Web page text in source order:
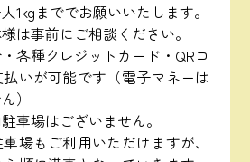
1kgまででお願いいたします。
は事前にご相談ください。
各種クレジットカード・QRコ
いが可能です（電子マネーは
）
車場はございません。
場もご利用いただけますが、